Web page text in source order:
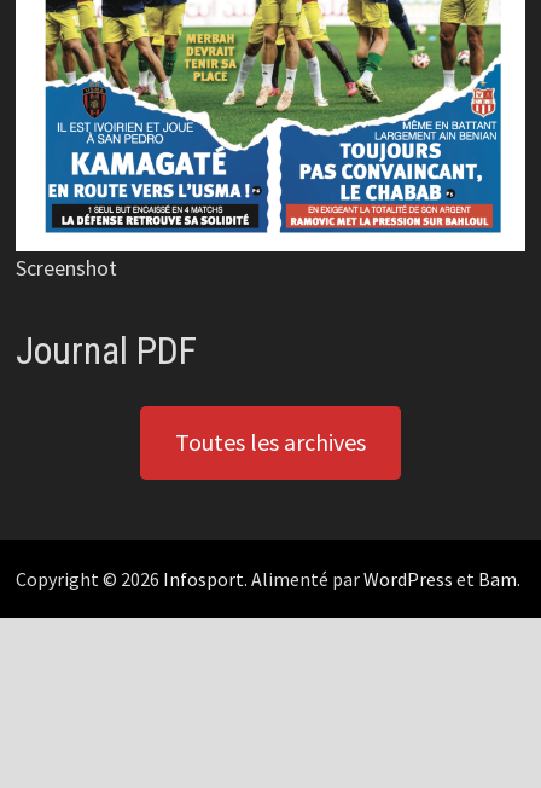
Screenshot
Journal PDF
Toutes les archives
Copyright © 2026 Infosport. Alimenté parWordPress et Bam.